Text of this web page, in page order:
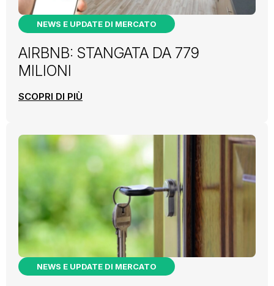
NEWS E UPDATE DI MERCATO
AIRBNB: STANGATA DA 779
MILIONI
SCOPRI DI PIÙ
NEWS E UPDATE DI MERCATO